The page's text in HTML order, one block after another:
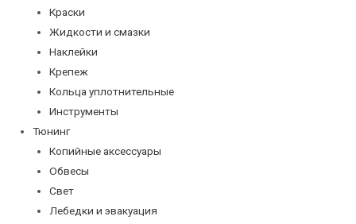
Краски
Жидкости и смазки
Наклейки
Крепеж
Кольца уплотнительные
Инструменты
Тюнинг
Копийные аксессуары
Обвесы
Свет
Лебедки и эвакуация